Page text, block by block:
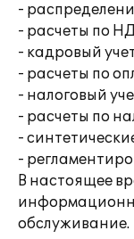
-
- расчеты по
- кадровый
- расчеты по
- налоговый
- расчеты по
-
-
В настоящее
обслуживание.